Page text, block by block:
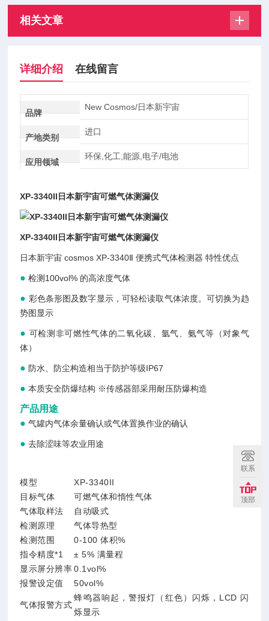
相关文章
详细介绍 在线留言
品牌
New Cosmos/日本新宇宙
产地类别
进口
应用领域
环保,化工,能源,电子/电池
XP-3340II日本新宇宙可燃气体测漏仪
XP-3340II日本新宇宙可燃气体测漏仪
日本新宇宙 cosmos XP-3340Ⅱ 便携式气体检测器 特性优点
●检测100vol% 的高浓度气体
● 彩色条形图及数字显示，可轻松读取气体浓度。可切换为趋
势图显示
● 可检测非可燃性气体的二氧化碳、氩气、氨气等（对象气
体）
●防水、防尘构造相当于防护等级IP67
●本质安全防爆结构 ※传感器部采用耐压防爆构造
产品用途
●气罐内气体余量确认或气体置换作业的确认
●去除涩味等农业用途
模型
XP-3340II
目标气体
可燃气体和惰性气体
气体取样法
自动吸式
检测原理
气体导热型
检测范围
0-100 体积%
指令精度*1
± 5% 满量程
显示屏分辨率 0.1vol%
报警设定值
50vol%
气体报警方式
蜂鸣器响起，警报灯（红色）闪烁，LCD 闪
烁显示
联系
顶部